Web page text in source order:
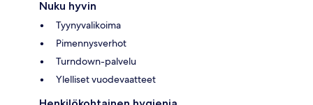
Nuku hyvin
Tyynyvalikoima
Pimennysverhot
Turndown-palvelu
Ylelliset vuodevaatteet